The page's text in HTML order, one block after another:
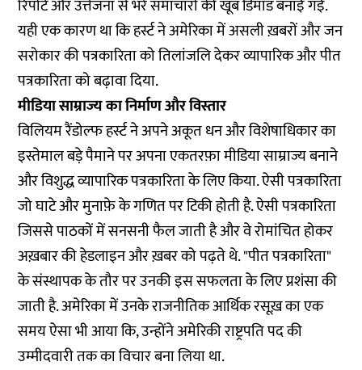
रिपोर्ट और उत्तेजना से भरे समाचारों की खूब डिमांड बनाई गई.
यही एक कारण था कि हर्स्ट ने अमेरिका में असली ख़बरों और जन
सरोकार की पत्रकारिता को तिलांजलि देकर व्यापारिक और पीत
पत्रकारिता को बढ़ावा दिया.
मीडिया साम्राज्य का निर्माण और विस्तार
विलियम रैंडोल्फ हर्स्ट ने अपने अकूत धन और विशेषाधिकार का
इस्तेमाल बड़े पैमाने पर अपना एकतरफ़ा मीडिया साम्राज्य बनाने
और विशुद्ध व्यापारिक पत्रकारिता के लिए किया. ऐसी पत्रकारिता
जो घाटे और मुनाफ़े के गणित पर टिकी होती है. ऐसी पत्रकारिता
जिससे पाठकों में सनसनी फैल जाती है और वे रोमांचित होकर
अख़बार की हेडलाइन और ख़बर को पढ़ते थे. "पीत पत्रकारिता"
के संस्थापक के तौर पर उनकी इस सफलता के लिए प्रशंसा की
जाती है. अमेरिका में उनके राजनीतिक आर्थिक रसूख़ का एक
समय ऐसा भी आया कि, उन्होंने अमेरिकी राष्ट्रपति पद की
उम्मीदवारी तक का विचार बना लिया था.